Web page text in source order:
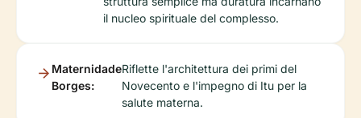
il nucleo spirituale del complesso.
Maternidade
Borges:
Riflette l'architettura dei primi del
Novecento e l'impegno di Itu per la
salute materna.